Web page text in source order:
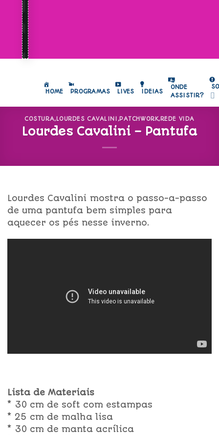
HOME PROGRAMAS LIVES IDEIAS
ONDE
ASSISTIR?
COSTURA, LOURDES CAVALINI ,PATCHWORK,REDE VIDA
Lourdes Cavalini – Pantufa
Lourdes Cavalini mostra o passo-a-passo
de uma pantufa bem simples para
aquecer os pés nesse inverno.
Lista de Materiais
* 30 cm de soft com estampas
* 25 cm de malha lisa
* 30 cm de manta acrílica